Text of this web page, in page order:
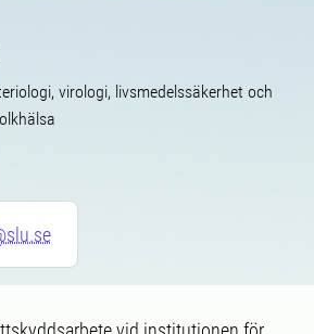
virologi, livsmedelssäkerhet och